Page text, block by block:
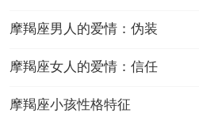
摩羯座男人的爱情：伪装
摩羯座女人的爱情：信任
摩羯座小孩性格特征